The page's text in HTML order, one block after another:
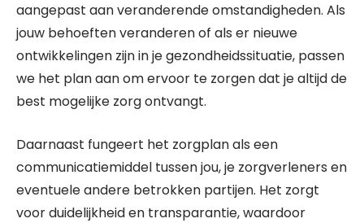
aangepast aan veranderende omstandigheden. Als
jouw behoeften veranderen of als er nieuwe
ontwikkelingen zijn in je gezondheidssituatie, passen
we het plan aan om ervoor te zorgen dat je altijd de
best mogelijke zorg ontvangt.
Daarnaast fungeert het zorgplan als een
communicatiemiddel tussen jou, je zorgverleners en
eventuele andere betrokken partijen. Het zorgt
voor duidelijkheid en transparantie, waardoor